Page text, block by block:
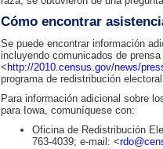
Cómo encontrar
Se puede encontrar información
incluyendo comunicados de
< http://2010.census.gov/news/
programa de redistribución
Para información adicional sobre
para Iowa, comuníquese con:
Oficina de Redistribución
763-4039; e-mail: <